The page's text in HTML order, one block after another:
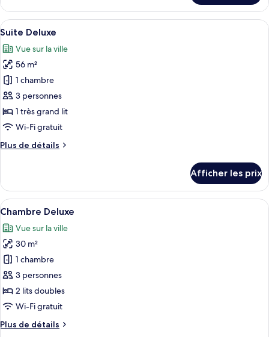
Chambre
Deluxe
Afficher
toutes
les
photos
pour
ce
type
de
chambre :
Suite
Une chambre d’hôtel moderne
6
Suite Deluxe
Vue sur la ville
56 m²
1 chambre
3 personnes
1 très grand lit
Wi-Fi gratuit
Plus de détails
Plus
Suite
Deluxe
Afficher les prix
Afficher
toutes
les
photos
pour
ce
type
de
chambre :
Chambre
Une chambre d’hôtel avec deux lits,
8
Chambre Deluxe
Vue sur la ville
30 m²
1 chambre
3 personnes
2 lits doubles
Wi-Fi gratuit
Plus de détails
Plus